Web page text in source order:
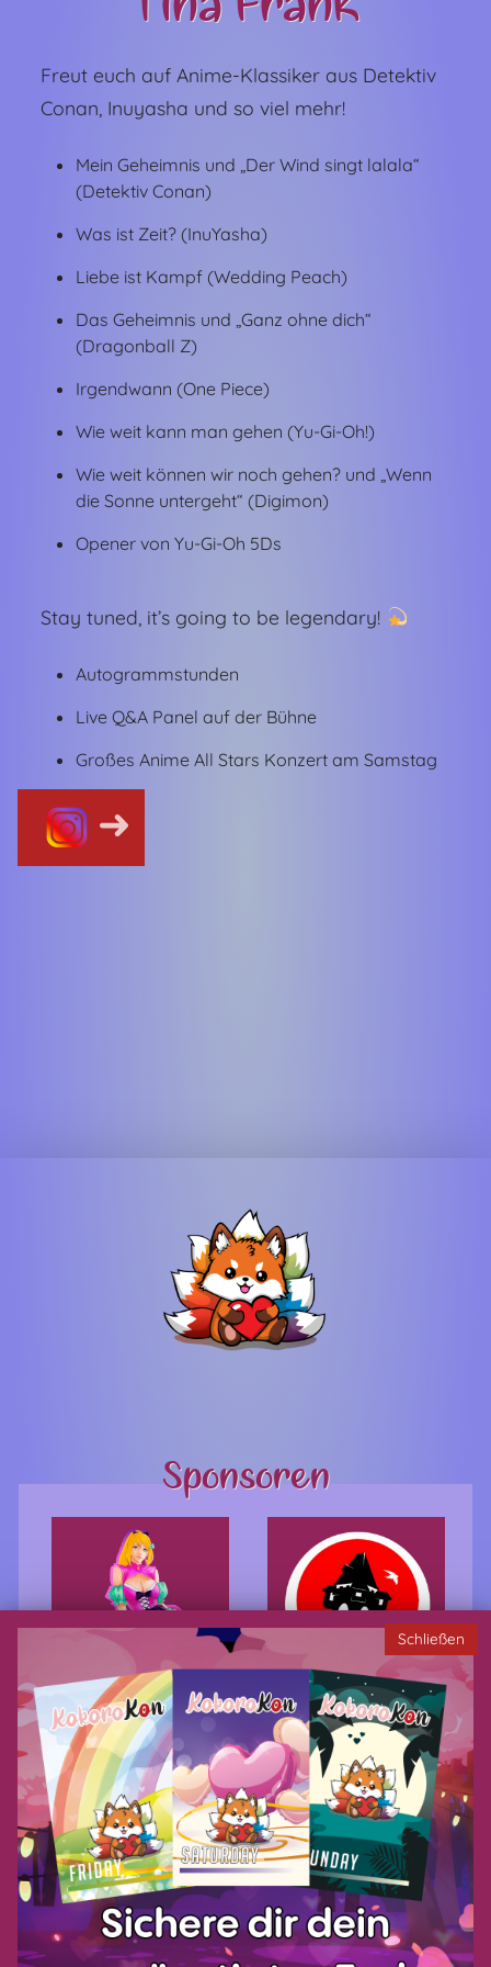
Freut euch auf Anime-Klassiker aus Detektiv
Conan, Inuyasha und so viel mehr!
Mein Geheimnis und „Der Wind singt lalala“
(Detektiv Conan)
Was ist Zeit? (InuYasha)
Liebe ist Kampf (Wedding Peach)
Das Geheimnis und „Ganz ohne dich“
(Dragonball Z)
Irgendwann (One Piece)
Wie weit kann man gehen (Yu-Gi-Oh!)
Wie weit können wir noch gehen? und „Wenn
die Sonne untergeht“ (Digimon)
Opener von Yu-Gi-Oh 5Ds
Stay tuned, it’s going to be legendary!
Autogrammstunden
Live Q&A Panel auf der Bühne
Großes Anime All Stars Konzert am Samstag
Schließen
Sponsoren
Privacy policy Terms of Service
Imprint Payment methods